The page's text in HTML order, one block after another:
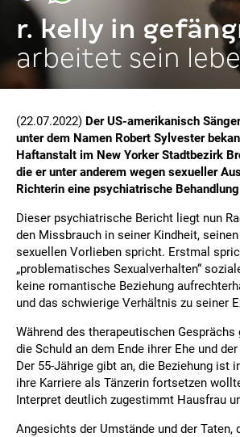
r. kelly in
arbeitet sein
(22.07.2022) Der US-amerikanisch
unter dem Namen Robert Sylvester
Haftanstalt im New Yorker Stadtbezirk
die er unter anderem wegen sexueller
Richterin eine psychiatrische
Dieser psychiatrische Bericht liegt nun
den Missbrauch in seiner Kindheit,
sexuellen Vorlieben spricht. Erstmal
„problematisches Sexualverhalten“
keine romantische Beziehung
und das schwierige Verhältnis zu seiner
Während des therapeutischen
die Schuld an dem Ende ihrer Ehe und
Der 55-Jährige gibt an, die Beziehung ist
ihre Karriere als Tänzerin fortsetzen
Interpret deutlich zugestimmt Hausfrau
Angesichts der Umstände und der Taten,